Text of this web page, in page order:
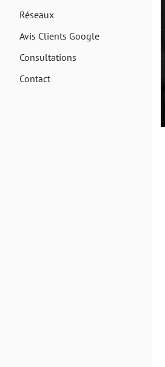
Réseaux
Avis Clients Google
Consultations
Contact